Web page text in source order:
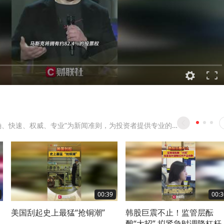
以“准确、快速、权威、专业”为新闻准则，为投资者提供专业的投资资讯。
00:39
美国刮起史上最猛“抢铜潮”
韩股巨震不止！监管层酝